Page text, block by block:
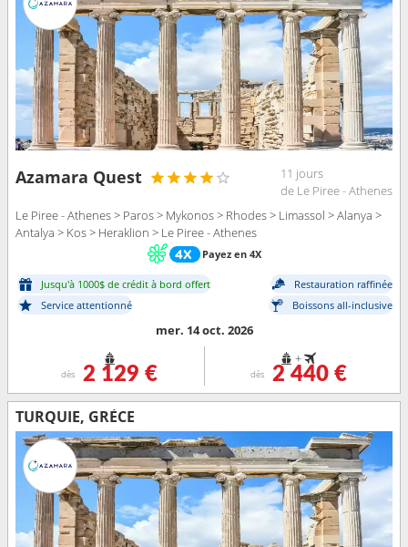
Rechercher
Azamara Quest
11 jours
de Le Piree - Athenes
Le Piree - Athenes > Paros > Mykonos > Rhodes > Limassol > Alanya >
Antalya > Kos > Heraklion > Le Piree - Athenes
Payez en 4X
Jusqu'à 1000$ de crédit à bord offert
Restauration raffinée
Service attentionné
Boissons all-inclusive
mer. 14 oct. 2026
dès 2 129 €
+
dès 2 440 €
TURQUIE, GRÈCE